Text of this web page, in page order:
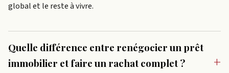
global et le reste à vivre.
Quelle différence entre renégocier un prêt
immobilier et faire un rachat complet ?